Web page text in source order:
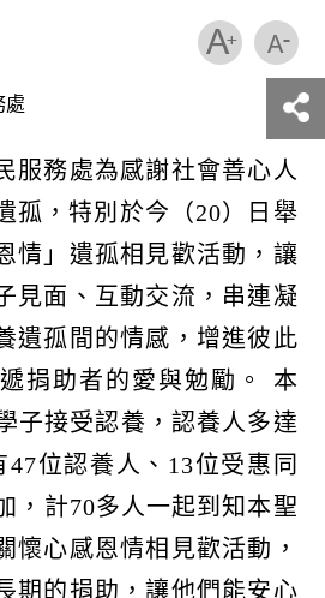
處
服務處為感謝社會善心人
孤，特別於今（20）日舉
情」遺孤相見歡活動，讓
見面、互動交流，串連凝
遺孤間的情感，增進彼此
捐助者的愛與勉勵。 本
子接受認養，認養人多達
47位認養人、13位受惠同
，計70多人一起到知本聖
懷心感恩情相見歡活動，
期的捐助，讓他們能安心